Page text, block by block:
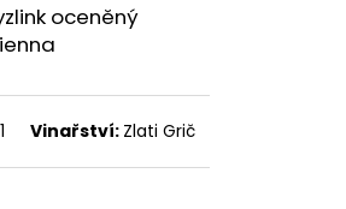
oceněný
Vinařství: Zlati Grič